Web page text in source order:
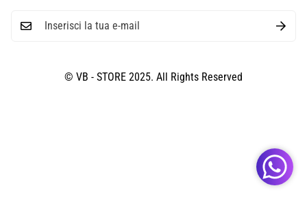
© VB - STORE 2025. All Rights Reserved